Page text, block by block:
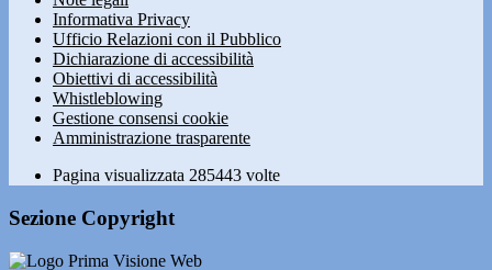
Informativa Privacy
Ufficio Relazioni con il Pubblico
Dichiarazione di accessibilità
Obiettivi di accessibilità
Whistleblowing
Gestione consensi cookie
Amministrazione trasparente
Pagina visualizzata 285443 volte
Sezione Copyright